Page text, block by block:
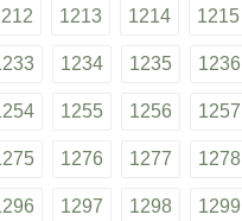
1213 1214 1215
1234 1235 1236
1255 1256 1257
1276 1277 1278
1297 1298 1299